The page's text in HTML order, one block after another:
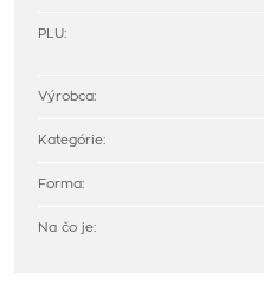
PLU:
Výrobca:
Kategórie:
Forma:
Na čo je: